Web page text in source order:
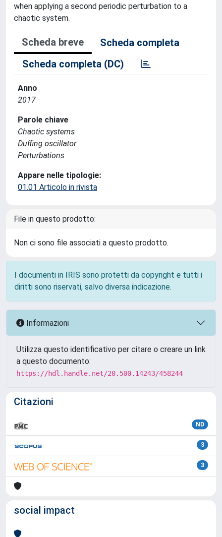
when applying a second periodic perturbation to a
chaotic system.
Scheda breve
Scheda completa
Scheda completa (DC)
Anno
2017
Parole chiave
Chaotic systems
Duffing oscillator
Perturbations
Appare nelle tipologie:
01.01 Articolo in rivista
File in questo prodotto:
Non ci sono file associati a questo prodotto.
I documenti in IRIS sono protetti da copyright e tutti i
diritti sono riservati, salvo diversa indicazione.
Informazioni
Utilizza questo identificativo per citare o creare un link
a questo documento:
https://hdl.handle.net/20.500.14243/458244
Citazioni
ND
3
3
social impact